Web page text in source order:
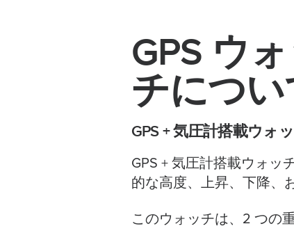
GPS ウ
チについ
GPS + 気圧計搭載ウォ
GPS + 気圧計搭載ウォッ
的な高度、上昇、下降、
このウォッチは、2 つの